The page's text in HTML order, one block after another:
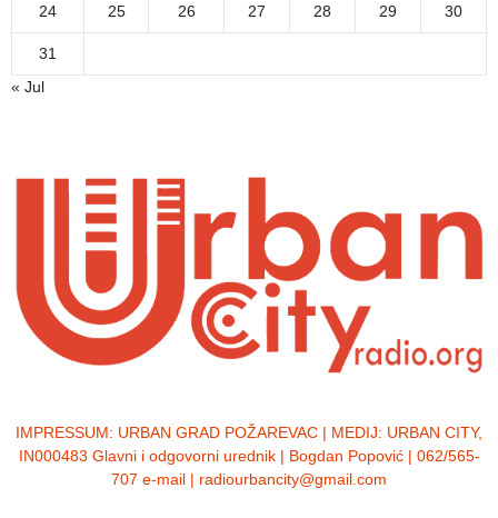
24 25 26 27 28 29 30
31
« Jul
IMPRESSUM: URBAN GRAD POŽAREVAC | MEDIJ: URBAN CITY,
IN000483 Glavni i odgovorni urednik | Bogdan Popović | 062/565-
707 e-mail | radiourbancity@gmail.com